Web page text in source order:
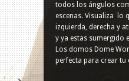
todos los ángulos
escenas. Visualiza lo
izquierda, derecha y
y ya estas sumergido
Los domos Dome
perfecta para crear tu